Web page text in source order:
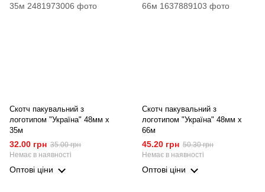
Скотч пакувальний з
логотипом "Україна" 48мм х
35м
32.00 грн 35.00 грн
Немає в наявності
Оптові ціни
Скотч пакувальний з
логотипом "Україна" 48мм х
66м
45.20 грн 50.30 грн
Немає в наявності
Оптові ціни